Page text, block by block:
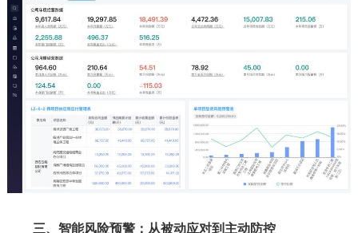
三、智能风险预警：从被动应对到主动防控